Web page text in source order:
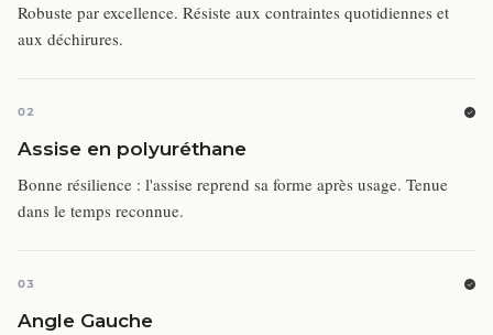
Robuste par excellence. Résiste aux contraintes quotidiennes et
aux déchirures.
02
Assise en polyuréthane
Bonne résilience : l'assise reprend sa forme après usage. Tenue
dans le temps reconnue.
03
Angle Gauche